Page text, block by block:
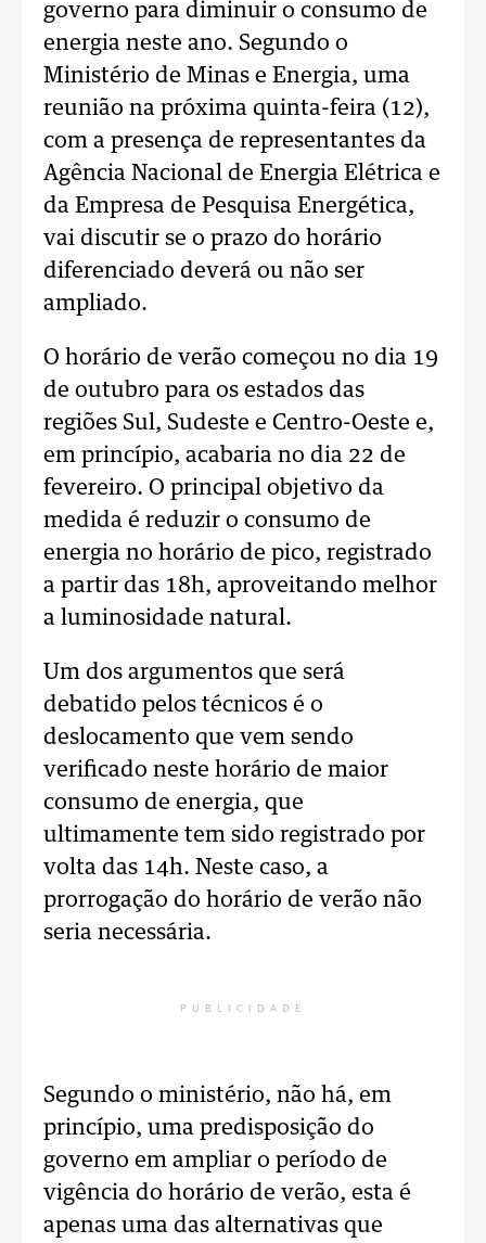
governo para diminuir o consumo de
energia neste ano. Segundo o
Ministério de Minas e Energia, uma
reunião na próxima quinta-feira (12),
com a presença de representantes da
Agência Nacional de Energia Elétrica e
da Empresa de Pesquisa Energética,
vai discutir se o prazo do horário
diferenciado deverá ou não ser
ampliado.
O horário de verão começou no dia 19
de outubro para os estados das
regiões Sul, Sudeste e Centro-Oeste e,
em princípio, acabaria no dia 22 de
fevereiro. O principal objetivo da
medida é reduzir o consumo de
energia no horário de pico, registrado
a partir das 18h, aproveitando melhor
a luminosidade natural.
Um dos argumentos que será
debatido pelos técnicos é o
deslocamento que vem sendo
verificado neste horário de maior
consumo de energia, que
ultimamente tem sido registrado por
volta das 14h. Neste caso, a
prorrogação do horário de verão não
seria necessária.
PUBLICIDADE
Segundo o ministério, não há, em
princípio, uma predisposição do
governo em ampliar o período de
vigência do horário de verão, esta é
apenas uma das alternativas que